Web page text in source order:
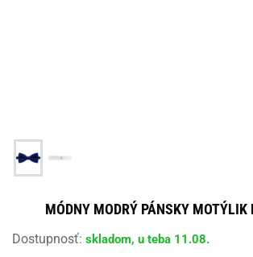
MÓDNY MODRÝ PÁNSKY MOTÝLIK
Dostupnosť: skladom, u teba 11.08.